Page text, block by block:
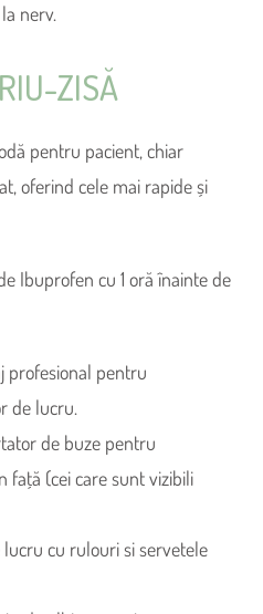
nerv.
ZISĂ
pentru pacient, chiar
oferind cele mai rapide și
Ibuprofen cu 1 oră înainte de
profesional pentru
de lucru.
de buze pentru
faţă (cei care sunt vizibili
cu rulouri si servetele